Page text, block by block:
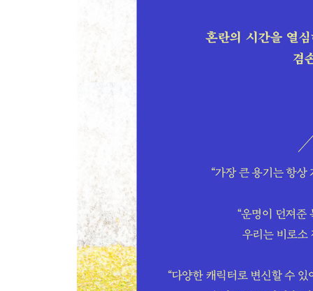
계획된 우연
이별의 고통에서 벗어나는 법
팬데믹 상황에서 자녀와 함께 할 일
불확실성 속에서 살아남기
마음의 만병통치약
부캐 시대의 마음가짐
자연이 주는 부드러운 매혹
사회적 거리두기와 마음의 거리
어지러운 세상에서 마음의 평화를 찾으려면
마음에 초록을 키우세요
코로나바이러스와 폴리아나